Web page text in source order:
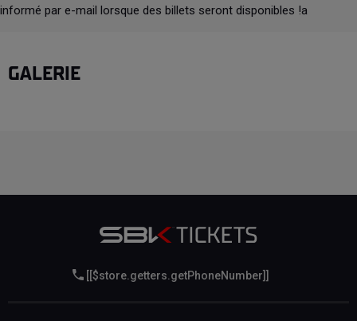
informé par e-mail lorsque des billets seront disponibles !a
GALERIE
[[$store.getters.getPhoneNumber]]